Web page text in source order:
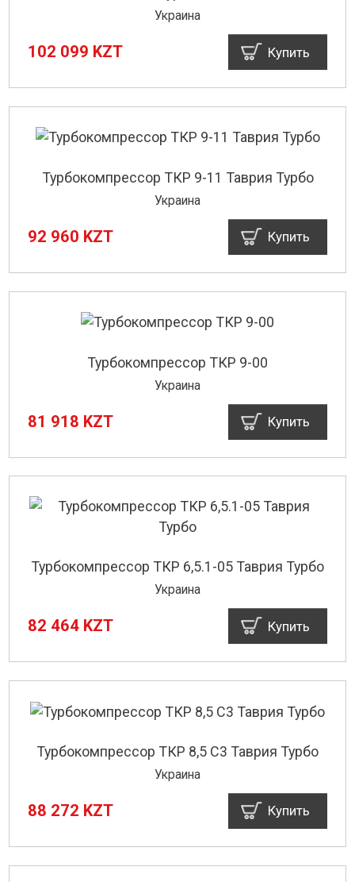
Украина
102 099 KZT Купить
Турбокомпрессор ТКР 9-11 Таврия Турбо
Украина
92 960 KZT Купить
Турбокомпрессор ТКР 9-00
Украина
81 918 KZT Купить
Турбокомпрессор ТКР 6,5.1-05 Таврия Турбо
Украина
82 464 KZT Купить
Турбокомпрессор ТКР 8,5 С3 Таврия Турбо
Украина
88 272 KZT Купить